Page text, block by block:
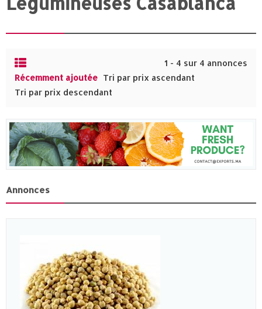
1 - 4 sur 4 annonces
Récemment ajoutée Tri par prix ascendant
Tri par prix descendant
Annonces